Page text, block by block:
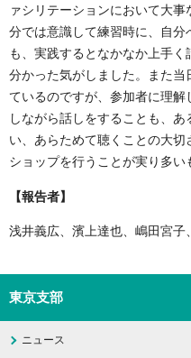
ァシリテーションにおいて大
分では意識して練習時に、自
も、実践するとなかなか上手
分かった気がしました。また当
ているのですが、参加者に理
しながら話しをすることも、
い、あらためて聴くことの大
ショップを行うことが実り多い
【報告者】
浅井義広、濱上達也、嶋田宮子
東京支部
ニュース